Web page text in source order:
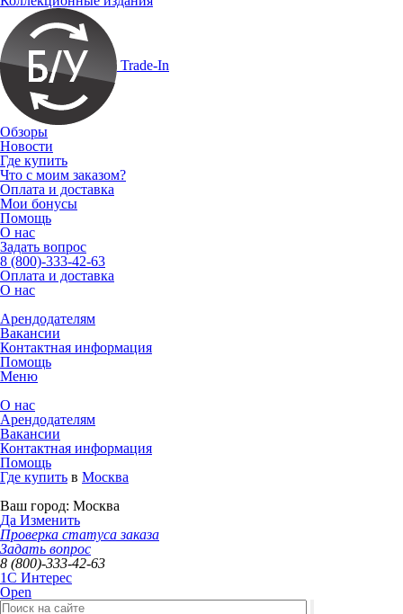
Trade-In
Обзоры
Новости
Где купить
Что с моим заказом?
Оплата и доставка
Мои бонусы
Помощь
О нас
Задать вопрос
8 (800)-333-42-63
Оплата и доставка
О нас
Арендодателям
Вакансии
Контактная информация
Помощь
Меню
О нас
Арендодателям
Вакансии
Контактная информация
Помощь
Где купить в Москва
Ваш город: Москва
Да Изменить
Проверка статуса заказа
Задать вопрос
8 (800)-333-42-63
1C Интерес
Open